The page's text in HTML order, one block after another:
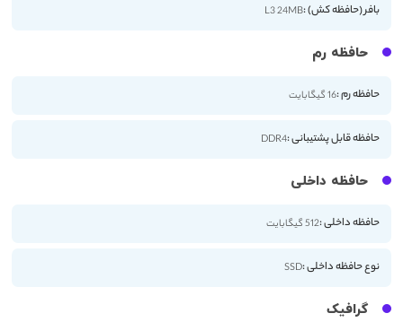
بافر (حافظه کش) :L3 24MB
حافظه رم
حافظه رم :16 گیگابایت
حافظه قابل پشتیبانی :DDR4
حافظه داخلی
حافظه داخلی :512 گیگابایت
نوع حافظه داخلی :SSD
گرافیک